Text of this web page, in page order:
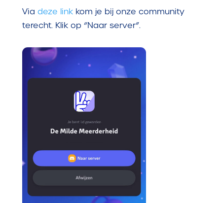
Via deze link kom je bij onze community
terecht. Klik op “Naar server”.